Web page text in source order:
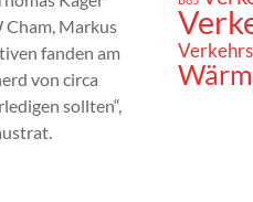
Markus
fanden am
von circa
sollten“,